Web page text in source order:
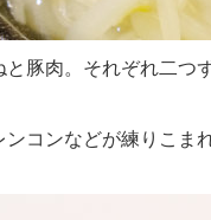
豚肉。それぞれ二つ
コンなどが練りこま